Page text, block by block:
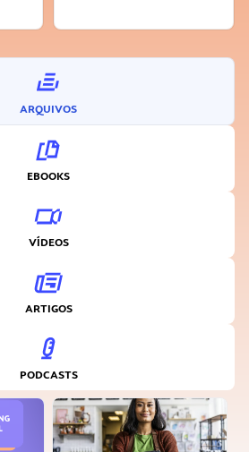
ARQUIVOS
EBOOKS
VÍDEOS
ARTIGOS
PODCASTS